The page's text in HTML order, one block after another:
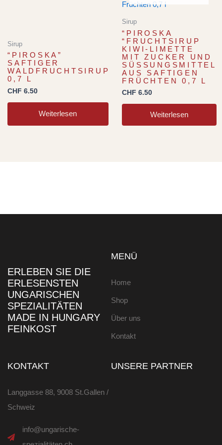
Sirup
“PIROSKA”
SAFTIGER
WALDFRUCHTSIRUP
0,7 L
CHF 6.50
Weiterlesen
Sirup
“PIROSKA
“FRUCHTSIRUP
KIWI-LIMETTE
MIT ZUCKER UND
SÜSSUNGSMITTEL A
US SAFTIGEN F
RÜCHTEN 0,7 L
CHF 6.50
Weiterlesen
ERLEBEN SIE DIE
ERLESENSTEN
UNGARISCHEN
SPEZIALITÄTEN
MADE IN HUNGARY
FEINKOST
MENÜ
Home
Shop
Über uns
Kontakt
KONTAKT
Langgasse 88, 9008 St.Gallen /
Schweiz
info@ungarische-
UNSERE PARTNER